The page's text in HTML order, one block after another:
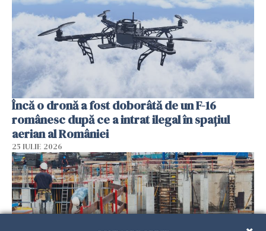
Încă o dronă a fost doborâtă de un F-16
românesc după ce a intrat ilegal în spațiul
aerian al României
25 IULIE 2026